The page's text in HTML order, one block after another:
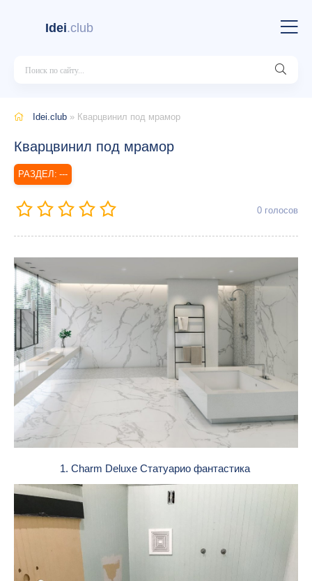
Idei.club
Idei.club » Кварцвинил под мрамор
Кварцвинил под мрамор
---
0 голосов
1. Charm Deluxe Статуарио фантастика